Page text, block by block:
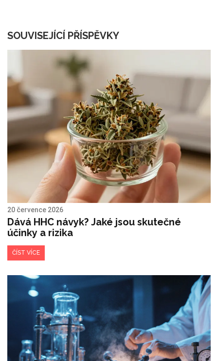
SOUVISEJÍCÍ PŘÍSPĚVKY
20 července 2026
Dává HHC návyk? Jaké jsou skutečné
účinky a rizika
ČÍST VÍCE